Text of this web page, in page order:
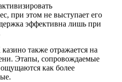
при этом не выступает его
эффективна лишь при
также отражается на
Этапы, сопровождаемые
как более